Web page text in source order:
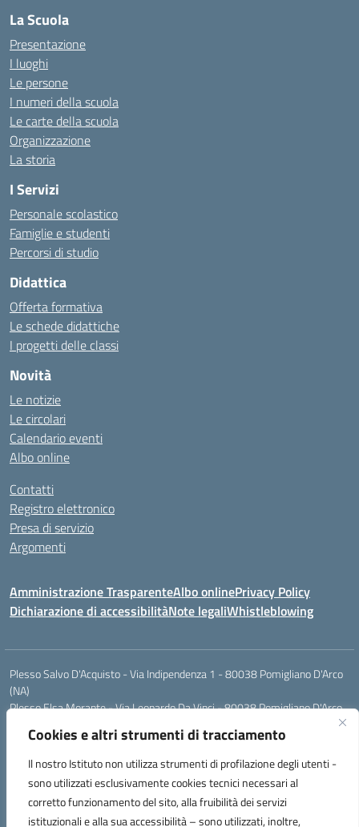
Cookies e altri strumenti di tracciamento
Il nostro Istituto non utilizza strumenti di profilazione degli utenti -
sono utilizzati esclusivamente cookies tecnici necessari al
corretto funzionamento del sito, alla fruibilità dei servizi
istituzionali e alla sua accessibilità – sono utilizzati, inoltre,
La Scuola
Presentazione
I luoghi
Le persone
I numeri della scuola
Le carte della scuola
Organizzazione
La storia
I Servizi
Personale scolastico
Famiglie e studenti
Percorsi di studio
Didattica
Offerta formativa
Le schede didattiche
I progetti delle classi
Novità
Le notizie
Le circolari
Calendario eventi
Albo online
Contatti
Registro elettronico
Presa di servizio
Argomenti
Amministrazione TrasparenteAlbo onlinePrivacy Policy
Dichiarazione di accessibilitàNote legaliWhistleblowing
Plesso Salvo D'Acquisto - Via Indipendenza 1 - 80038 Pomigliano D'Arco
(NA)
Plesso Elsa Morante - Via Leonardo Da Vinci - 80038 Pomigliano D'Arco
Plesso Leone - Via Pascoli - 80038 Pomigliano D'Arco (NA)
Tel.:0813177304 - Mail: naic8g1003@istruzione.it - Pec:
Codice Univoco ufficio: UIECQ7
codice Meccanografico: NAIC8G1003